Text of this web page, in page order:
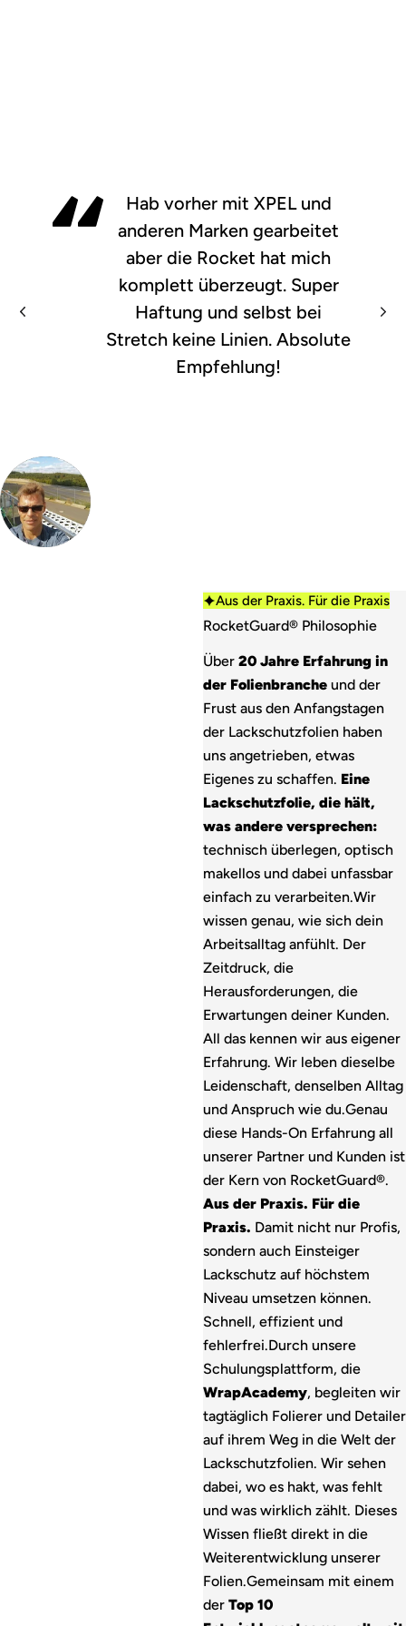
Hab vorher mit XPEL und
anderen Marken gearbeitet
aber die Rocket hat mich
komplett überzeugt. Super
Haftung und selbst bei
Stretch keine Linien. Absolute
Empfehlung!
Aus der Praxis. Für die Praxis
RocketGuard® Philosophie
Über 20 Jahre Erfahrung in
der Folienbranche und der
Frust aus den Anfangstagen
der Lackschutzfolien haben
uns angetrieben, etwas
Eigenes zu schaffen. Eine
Lackschutzfolie, die hält,
was andere versprechen:
technisch überlegen, optisch
makellos und dabei unfassbar
einfach zu verarbeiten.Wir
wissen genau, wie sich dein
Arbeitsalltag anfühlt. Der
Zeitdruck, die
Herausforderungen, die
Erwartungen deiner Kunden.
All das kennen wir aus eigener
Erfahrung. Wir leben dieselbe
Leidenschaft, denselben Alltag
und Anspruch wie du.Genau
diese Hands-On Erfahrung all
unserer Partner und Kunden ist
der Kern von RocketGuard®.
Aus der Praxis. Für die
Praxis. Damit nicht nur Profis,
sondern auch Einsteiger
Lackschutz auf höchstem
Niveau umsetzen können.
Schnell, effizient und
fehlerfrei.Durch unsere
Schulungsplattform, die
WrapAcademy, begleiten wir
tagtäglich Folierer und Detailer
auf ihrem Weg in die Welt der
Lackschutzfolien. Wir sehen
dabei, wo es hakt, was fehlt
und was wirklich zählt. Dieses
Wissen fließt direkt in die
Weiterentwicklung unserer
Folien.Gemeinsam mit einem
der Top 10